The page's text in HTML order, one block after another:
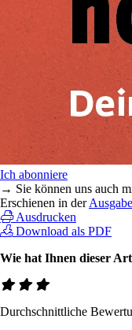
Ich abonniere
→ Sie können uns auch
Erschienen in der
Ausdrucken
Download als PDF
Wie hat Ihnen dieser
Durchschnittliche